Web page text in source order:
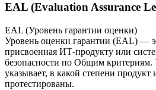
EAL (Evaluation Assurance
EAL (Уровень гарантии оценки)
Уровень оценки гарантии (EAL) —
присвоенная ИТ-продукту или
безопасности по Общим критериям.
указывает, в какой степени
протестированы.